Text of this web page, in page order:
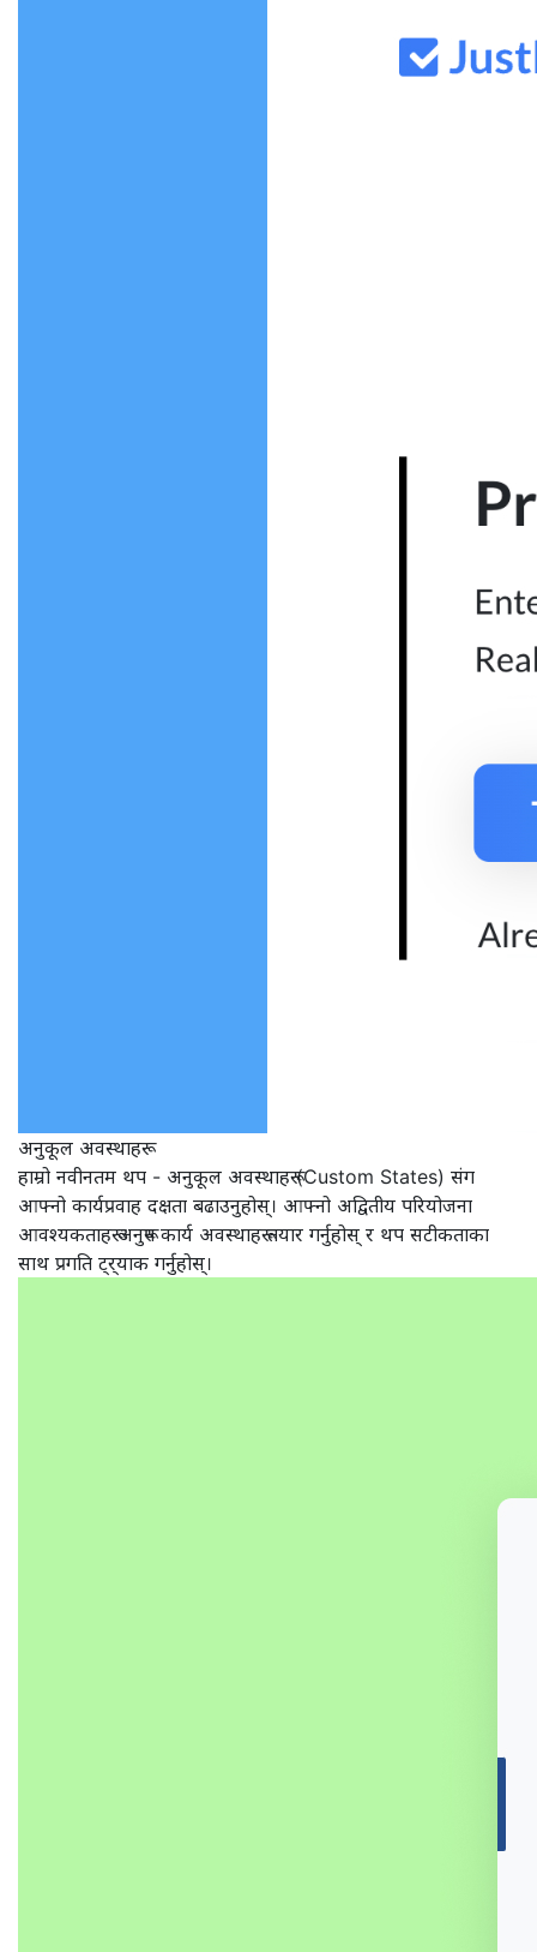
अनुकूल अवस्थाहरू
हाम्रो नवीनतम थप - अनुकूल अवस्थाहरू (Custom States) संग
आफ्नो कार्यप्रवाह दक्षता बढाउनुहोस्। आफ्नो अद्वितीय परियोजना
आवश्यकताहरू अनुरूप कार्य अवस्थाहरू तयार गर्नुहोस् र थप सटीकताका
साथ प्रगति ट्र्याक गर्नुहोस्।